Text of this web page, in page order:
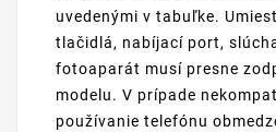
uvedenými v tabuľke.
tlačidlá, nabíjací port,
fotoaparát musí presne
modelu. V prípade
používanie telefónu